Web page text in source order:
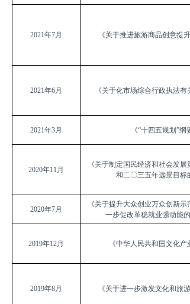
2021年7月 《关于推进旅游商品创意提
2021年6月 《关于化市场综合行政执法有
2021年3月 《“十四五规划”纲
2020年11 月
《关于制定国民经济和社会发展
和二〇三五年远景目标
2020年7月
《关于提升大众创业万众创新
一步促改革稳就业强动能
2019年12月 《中华人民共和国文化产
2019年8月 《关于进一步激发文化和旅